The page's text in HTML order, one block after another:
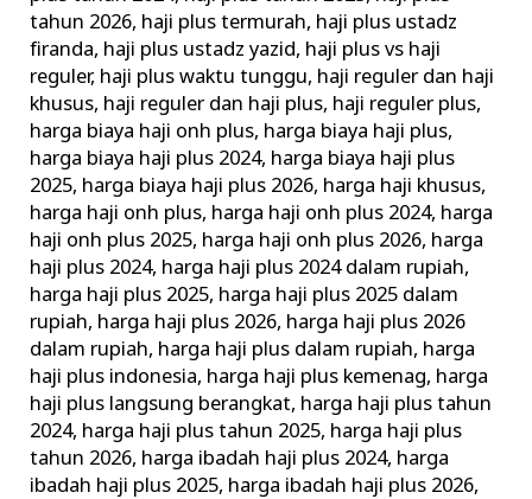
tahun 2026, haji plus termurah, haji plus ustadz
firanda, haji plus ustadz yazid, haji plus vs haji
reguler, haji plus waktu tunggu, haji reguler dan haji
khusus, haji reguler dan haji plus, haji reguler plus,
harga biaya haji onh plus, harga biaya haji plus,
harga biaya haji plus 2024, harga biaya haji plus
2025, harga biaya haji plus 2026, harga haji khusus,
harga haji onh plus, harga haji onh plus 2024, harga
haji onh plus 2025, harga haji onh plus 2026, harga
haji plus 2024, harga haji plus 2024 dalam rupiah,
harga haji plus 2025, harga haji plus 2025 dalam
rupiah, harga haji plus 2026, harga haji plus 2026
dalam rupiah, harga haji plus dalam rupiah, harga
haji plus indonesia, harga haji plus kemenag, harga
haji plus langsung berangkat, harga haji plus tahun
2024, harga haji plus tahun 2025, harga haji plus
tahun 2026, harga ibadah haji plus 2024, harga
ibadah haji plus 2025, harga ibadah haji plus 2026,